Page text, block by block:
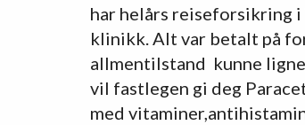
har helårs reiseforsikring
klinikk. Alt var betalt på
allmentilstand kunne
vil fastlegen gi deg
med